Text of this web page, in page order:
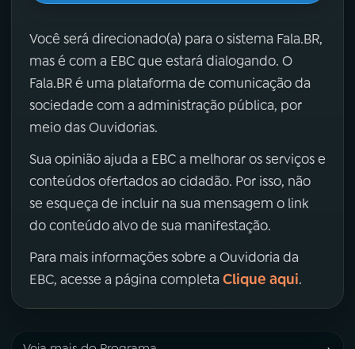
Você será direcionado(a) para o sistema Fala.BR,
mas é com a EBC que estará dialogando. O
Fala.BR é uma plataforma de comunicação da
sociedade com a administração pública, por
meio das Ouvidorias.
Sua opinião ajuda a EBC a melhorar os serviços e
conteúdos ofertados ao cidadão. Por isso, não
se esqueça de incluir na sua mensagem o link
do conteúdo alvo de sua manifestação.
Para mais informações sobre a Ouvidoria da
EBC, acesse a página completa Clique aqui.